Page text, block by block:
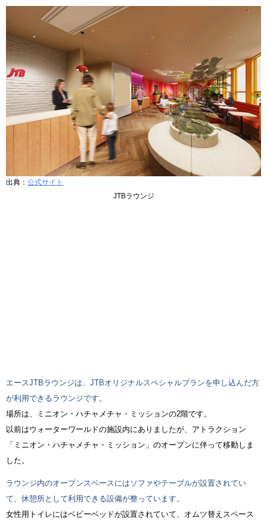
出典： 公式サイト
JTBラウンジ
エースJTBラウンジは、JTBオリジナルスペシャルプランを申し込んだ方
が利用できるラウンジです。
場所は、ミニオン・ハチャメチャ・ミッションの2階です。
以前はウォーターワールドの施設内にありましたが、アトラクション
「ミニオン・ハチャメチャ・ミッション」のオープンに伴って移動しま
した。
ラウンジ内のオープンスペースにはソファやテーブルが設置されてい
て、休憩所として利用できる設備が整っています。
女性用トイレにはベビーベッドが設置されていて、オムツ替えスペース